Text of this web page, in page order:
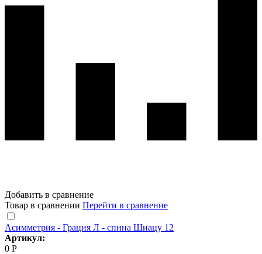
Добавить в сравнение
Товар в сравнении Перейти в сравнение
Асимметрия - Грация Л - спина Шиацу 12
Артикул:
0 Р